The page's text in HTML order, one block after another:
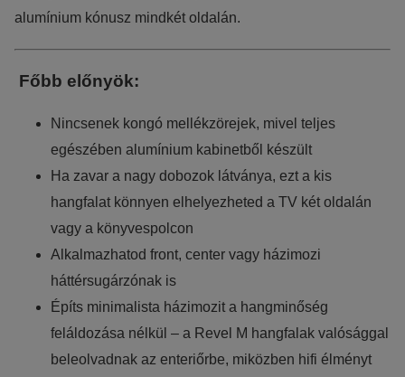
alumínium kónusz mindkét oldalán.
Főbb előnyök:
Nincsenek kongó mellékzörejek, mivel teljes
egészében alumínium kabinetből készült
Ha zavar a nagy dobozok látványa, ezt a kis
hangfalat könnyen elhelyezheted a TV két oldalán
vagy a könyvespolcon
Alkalmazhatod front, center vagy házimozi
háttérsugárzónak is
Építs minimalista házimozit a hangminőség
feláldozása nélkül – a Revel M hangfalak valósággal
beleolvadnak az enteriőrbe, miközben hifi élményt